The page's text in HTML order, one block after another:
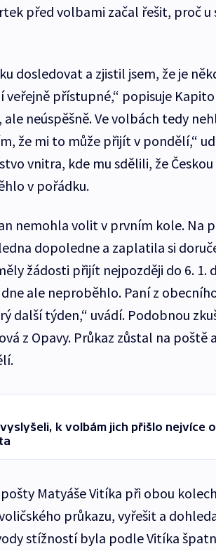
před volbami začal řešit, proč u
dosledovat a zjistil jsem, že je
veřejně přístupné,“ popisuje
neúspěšně. Ve volbách tedy
že mi to může přijít v pondělí,“
vnitra, kde mu sdělili, že
v pořádku.
nemohla volit v prvním kole. Na
dopoledne a zaplatila si
žádosti přijít nejpozději do 6. 1.
ale neproběhlo. Paní z
další týden,“ uvádí. Podobnou
z Opavy. Průkaz zůstal na poště
k volbám jich přišlo nejvíce
Matyáše Vitíka při obou
průkazu, vyřešit a
stížností byla podle Vitíka